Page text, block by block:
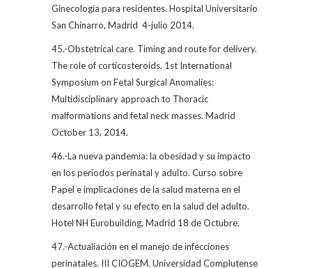
Ginecología para residentes. Hospital Universitario
San Chinarro, Madrid 4-julio 2014.
45.-Obstetrical care. Timing and route for delivery.
The role of corticosteroids. 1st International
Symposium on Fetal Surgical Anomalies:
Multidisciplinary approach to Thoracic
malformations and fetal neck masses. Madrid
October 13, 2014.
46.-La nueva pandemia: la obesidad y su impacto
en los periodos perinatal y adulto. Curso sobre
Papel e implicaciones de la salud materna en el
desarrollo fetal y su efecto en la salud del adulto.
Hotel NH Eurobuilding, Madrid 18 de Octubre.
47.-Actualiación en el manejo de infecciones
perinatales. III CIOGEM. Universidad Complutense